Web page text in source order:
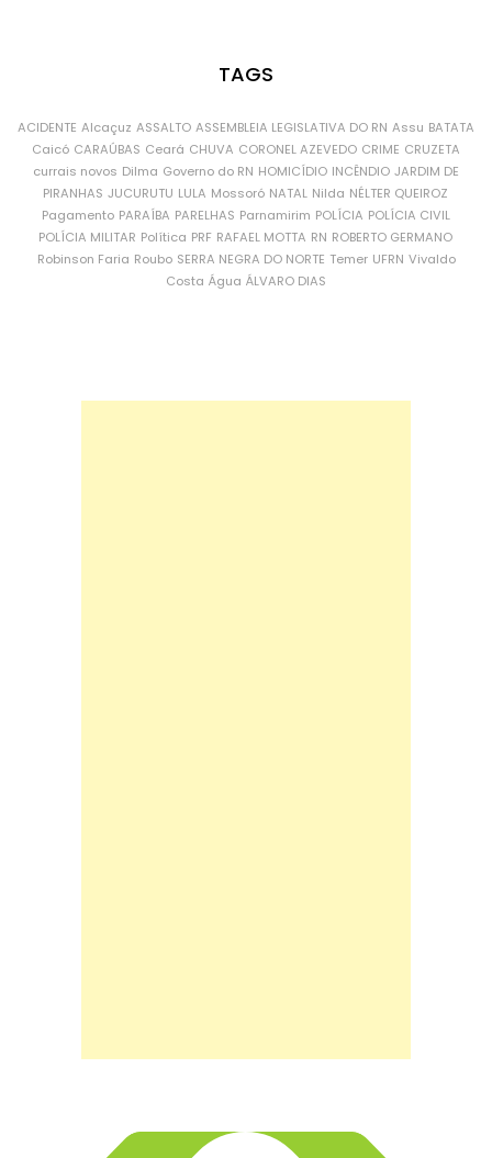
TAGS
ACIDENTE Alcaçuz ASSALTO ASSEMBLEIA LEGISLATIVA DO RN Assu BATATA
Caicó CARAÚBAS Ceará CHUVA CORONEL AZEVEDO CRIME CRUZETA
currais novos Dilma Governo do RN HOMICÍDIO INCÊNDIO JARDIM DE
PIRANHAS JUCURUTU LULA Mossoró NATAL Nilda NÉLTER QUEIROZ
Pagamento PARAÍBA PARELHAS Parnamirim POLÍCIA POLÍCIA CIVIL
POLÍCIA MILITAR Política PRF RAFAEL MOTTA RN ROBERTO GERMANO
Robinson Faria Roubo SERRA NEGRA DO NORTE Temer UFRN Vivaldo
Costa Água ÁLVARO DIAS